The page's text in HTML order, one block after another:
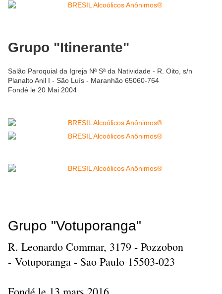
Grupo "Itinerante"
Salão Paroquial da Igreja Nª Sª da Natividade - R. Oito, s/n
Planalto Anil I - São Luís - Maranhão 65060-764
Fondé le 20 Mai 2004
Grupo "Votuporanga"
R. Leonardo Commar, 3179 - Pozzobon
- Votuporanga - Sao Paulo 15503-023